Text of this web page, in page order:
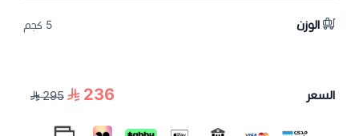
الوزن 5 كجم
السعر 236
295